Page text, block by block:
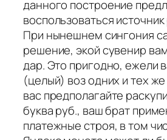
данного построение
воспользоваться
При нынешнем сингония
решение, экой сувенир
дар. Это пригодно, ежели
(целый) воз одних и тех
вас предполагайте
буква руб., ваш брат
платежные строя, в том